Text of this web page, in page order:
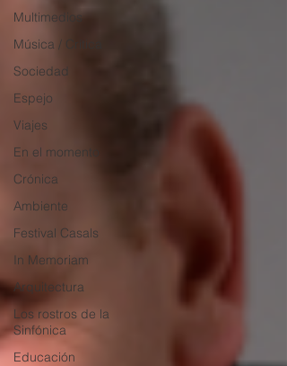
Multimedios
Música / Crítica
Sociedad
Espejo
Viajes
En el momento
Crónica
Ambiente
Festival Casals
In Memoriam
Arquitectura
Los rostros de la
Sinfónica
Educación